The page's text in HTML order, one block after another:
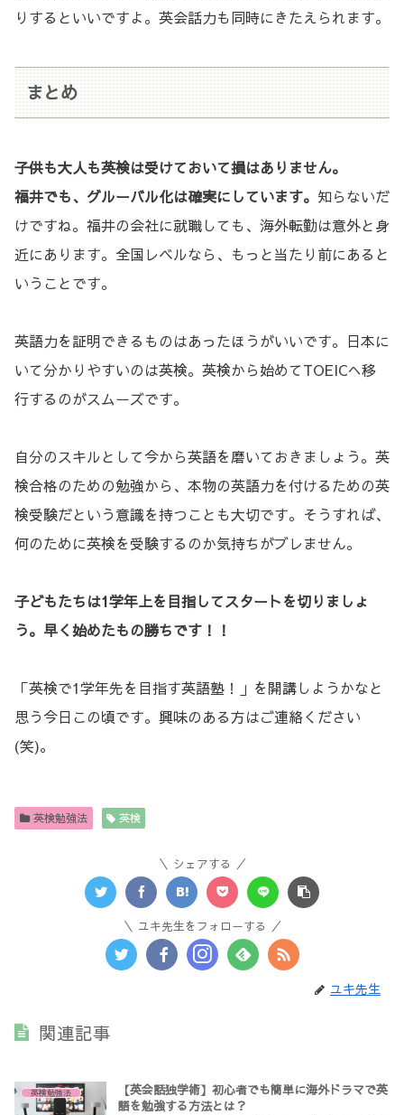
りするといいですよ。英会話力も同時にきたえられます。
まとめ
子供も大人も英検は受けておいて損はありません。
福井でも、グルーバル化は確実にしています。 知らないだ
けですね。福井の会社に就職しても、海外転勤は意外と身
近にあります。全国レベルなら、もっと当たり前にあると
いうことです。
英語力を証明できるものはあったほうがいいです。日本に
いて分かりやすいのは英検。英検から始めてTOEICへ移
行するのがスムーズです。
自分のスキルとして今から英語を磨いておきましょう。英
検合格のための勉強から、本物の英語力を付けるための英
検受験だという意識を持つことも大切です。そうすれば、
何のために英検を受験するのか気持ちがブレません。
子どもたちは1学年上を目指してスタートを切りましょ
う。早く始めたもの勝ちです！！
「英検で1学年先を目指す英語塾！」を開講しようかなと
思う今日この頃です。興味のある方はご連絡ください
(笑)。
英検勉強法 英検
シェアする
ユキ先生をフォローする
ユキ先生
関連記事
英検勉強法
【英会話独学術】初心者でも簡単に海外ドラマで英
語を勉強する方法とは？